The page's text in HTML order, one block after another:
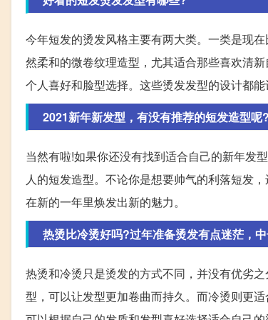
今年短发的烫发风格主要有两大类。一类是现
然柔和的微卷纹理造型，尤其适合那些喜欢清
个人喜好和脸型选择。这些烫发发型的设计都
2021新年新发型，有没有推荐的短发造型呢?
当然有啦!如果你还没有找到适合自己的新年发
人的短发造型。不论你是想要帅气的利落短发
在新的一年里焕发出新的魅力。
热烫比冷烫好吗?过年准备烫发有点迷茫，
热烫和冷烫只是烫发的方式不同，并没有优劣
型，可以让发型更加卷曲而持久。而冷烫则更